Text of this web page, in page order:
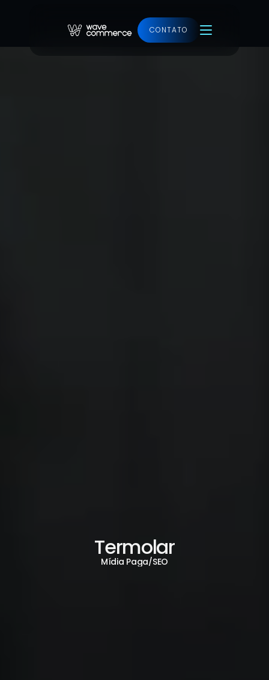
CONTATO
Termolar
Mídia Paga/SEO